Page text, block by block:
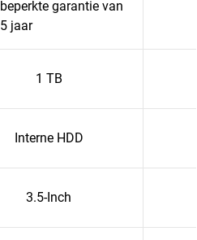
beperkte garantie van
5 jaar
1 TB
Interne HDD
3.5-Inch